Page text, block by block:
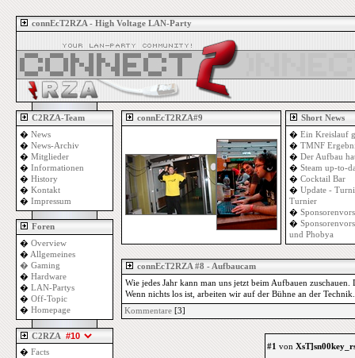
connEcT2RZA - High Voltage LAN-Party
C2RZA-Team
� News
� News-Archiv
� Mitglieder
� Informationen
� History
� Kontakt
� Impressum
Foren
� Overview
� Allgemeines
� Gaming
� Hardware
� LAN-Partys
� Off-Topic
� Homepage
C2RZA
� Facts
connEcT2RZA#9
Short News
� Ein Kreislauf
� TMNF
� Der Aufbau
� Steam up-to-
� Cocktail Bar
� Update -
Turnier
�
�
und Phobya
connEcT2RZA #8 - Aufbaucam
Wie jedes Jahr kann man uns jetzt beim Aufbauen
Wenn nichts los ist, arbeiten wir auf der Bühne an der Technik.
Kommentare [3]
#1 von